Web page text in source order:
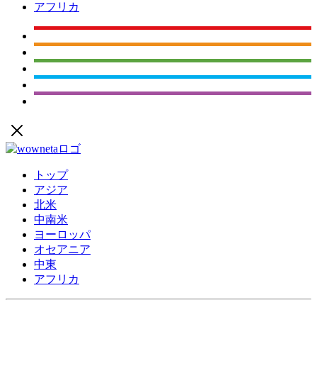
アフリカ
トップ
アジア
北米
中南米
ヨーロッパ
オセアニア
中東
アフリカ